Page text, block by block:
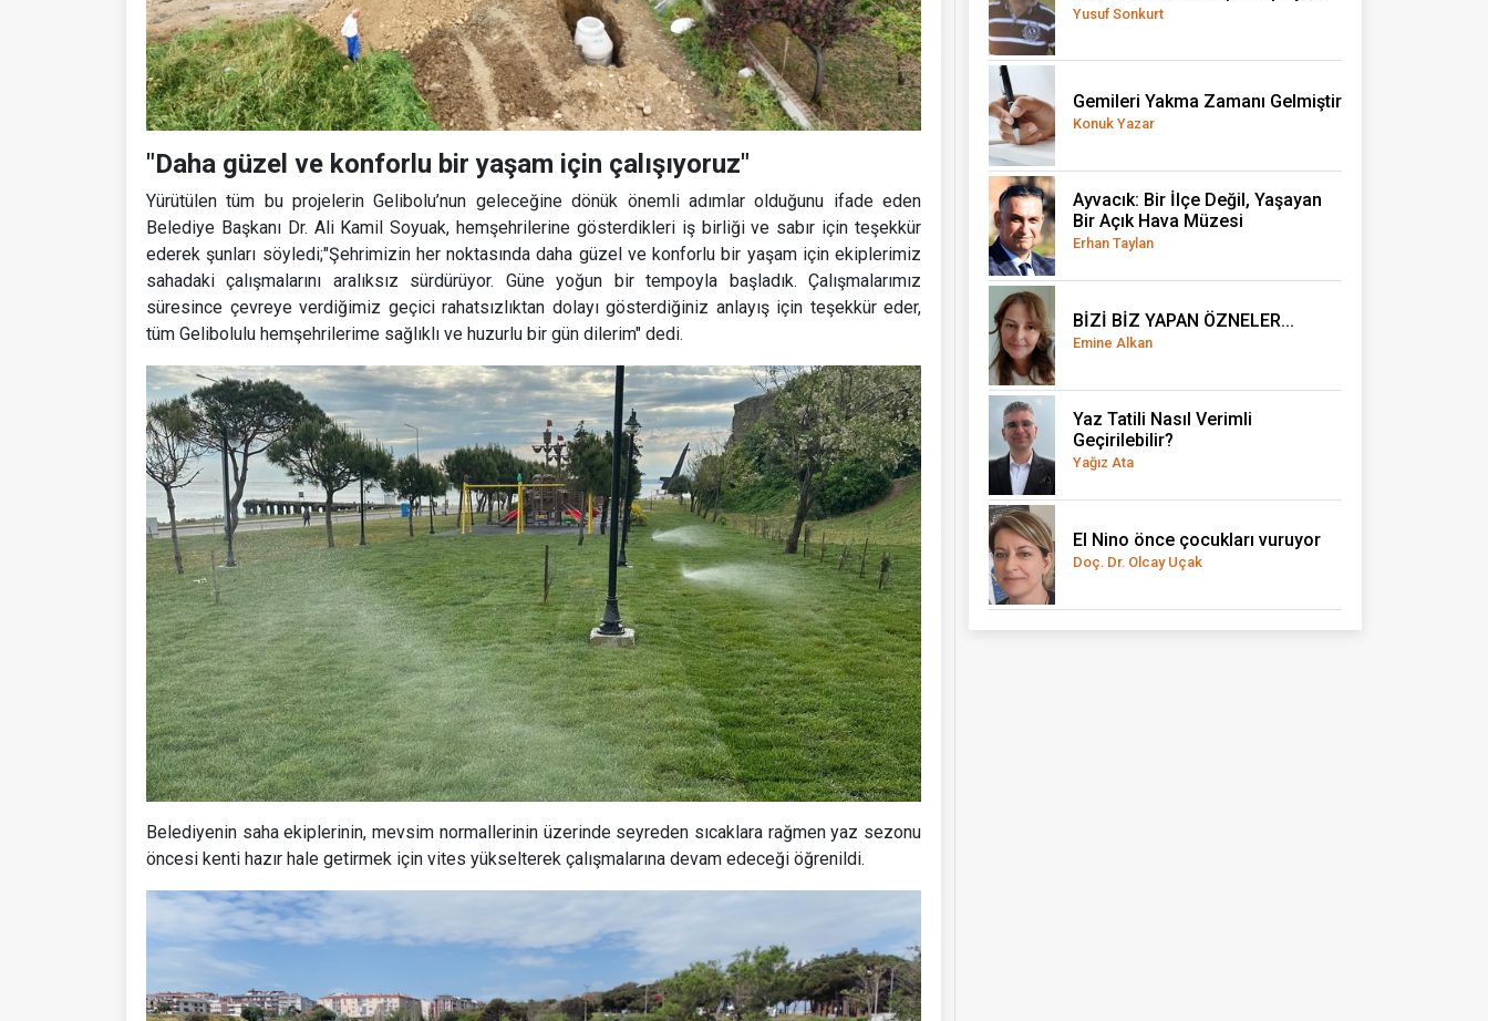
"Daha güzel ve konforlu bir yaşam için çalışıyoruz"
Yürütülen tüm bu projelerin Gelibolu’nun geleceğine dönük önemli adımlar olduğunu ifade eden
Belediye Başkanı Dr. Ali Kamil Soyuak, hemşehrilerine gösterdikleri iş birliği ve sabır için teşekkür
ederek şunları söyledi;"Şehrimizin her noktasında daha güzel ve konforlu bir yaşam için ekiplerimiz
sahadaki çalışmalarını aralıksız sürdürüyor. Güne yoğun bir tempoyla başladık. Çalışmalarımız
süresince çevreye verdiğimiz geçici rahatsızlıktan dolayı gösterdiğiniz anlayış için teşekkür eder,
tüm Gelibolulu hemşehrilerime sağlıklı ve huzurlu bir gün dilerim" dedi.
Belediyenin saha ekiplerinin, mevsim normallerinin üzerinde seyreden sıcaklara rağmen yaz sezonu
öncesi kenti hazır hale getirmek için vites yükselterek çalışmalarına devam edeceği öğrenildi.
Yusuf Sonkurt
Gemileri Yakma Zamanı Gelmiştir
Konuk Yazar
Ayvacık: Bir İlçe Değil, Yaşayan
Bir Açık Hava Müzesi
Erhan Taylan
BİZİ BİZ YAPAN ÖZNELER...
Emine Alkan
Yaz Tatili Nasıl Verimli
Geçirilebilir?
Yağız Ata
El Nino önce çocukları vuruyor
Doç. Dr. Olcay Uçak